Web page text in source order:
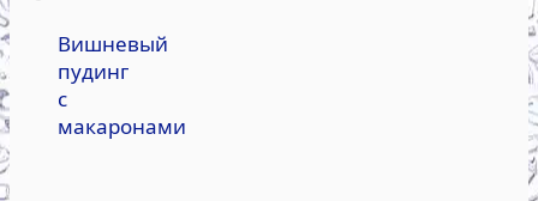
Вишневый
пудинг
с
макаронами